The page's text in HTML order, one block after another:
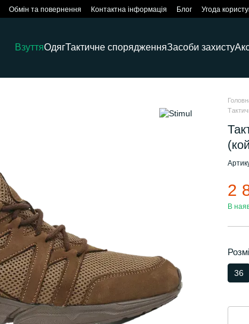
Обмін та повернення Контактна інформація Блог Угода
ВзуттяОдягТактичне спорядженняЗасоби захисту
2
В
36